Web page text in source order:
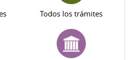
Todos los trámites